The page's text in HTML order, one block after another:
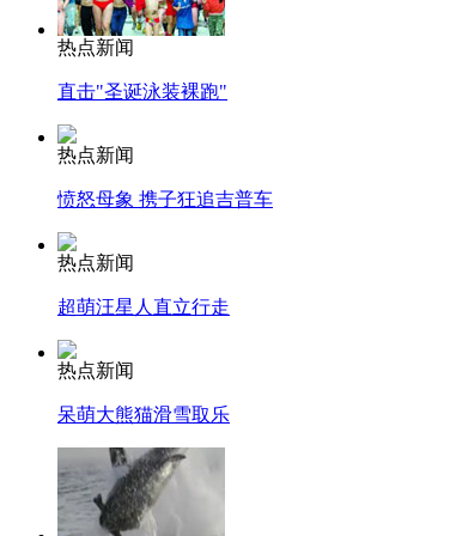
热点新闻
直击"圣诞泳装裸跑"
热点新闻
愤怒母象 携子狂追吉普车
热点新闻
超萌汪星人直立行走
热点新闻
呆萌大熊猫滑雪取乐